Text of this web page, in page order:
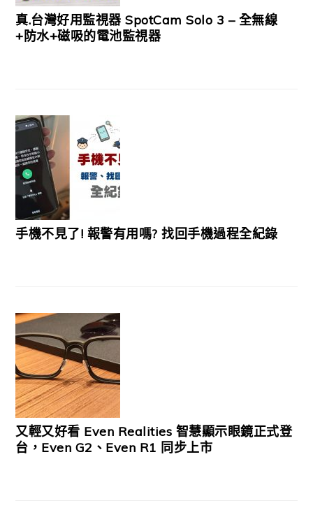
真.台灣好用監視器 SpotCam Solo 3 – 全無線
+防水+磁吸的電池監視器
手機不見了! 報警有用嗎? 找回手機過程全紀錄
又輕又好看 Even Realities 智慧顯示眼鏡正式登
台，Even G2、Even R1 同步上市